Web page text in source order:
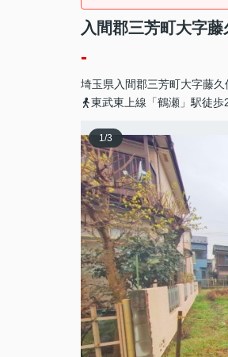
入間郡三芳町大字
-
埼玉県 入間郡三芳町大字藤久
東武東上線「鶴瀬」駅徒歩
1/3